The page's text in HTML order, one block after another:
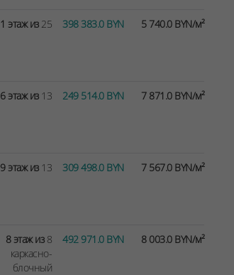
1 этаж из25 398 383.0 BYN 5 740.0 BYN/м²
6 этаж из13 249 514.0 BYN 7 871.0 BYN/м²
9 этаж из13 309 498.0 BYN 7 567.0 BYN/м²
8 этаж из8
каркасно-
блочный
492 971.0 BYN 8 003.0 BYN/м²